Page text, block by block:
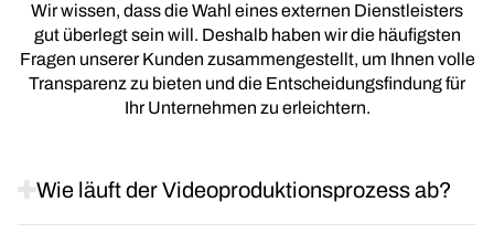
Wir wissen, dass die Wahl eines externen Dienstleisters
gut überlegt sein will. Deshalb haben wir die häufigsten
Fragen unserer Kunden zusammengestellt, um Ihnen volle
Transparenz zu bieten und die Entscheidungsfindung für
Ihr Unternehmen zu erleichtern.
Wie läuft der Videoproduktionsprozess ab?